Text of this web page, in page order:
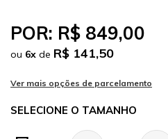
POR: R$ 849,00
ou 6x de R$ 141,50
TAMANHO